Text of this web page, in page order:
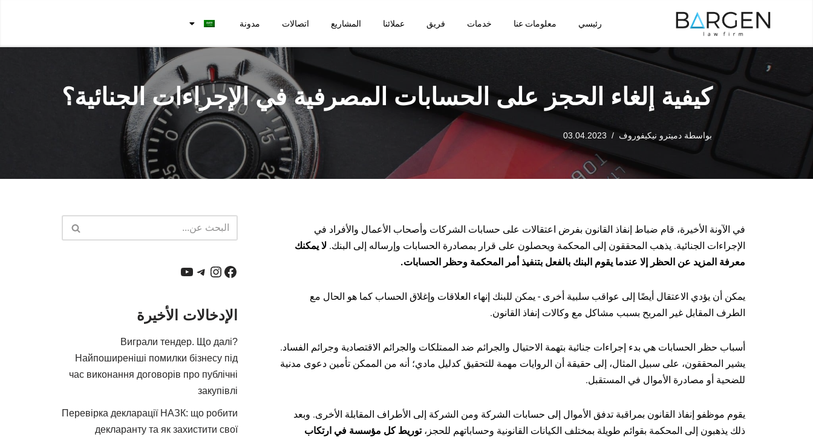
إلى
المحتوى
رئيسي معلومات عنا خدمات فريق عملائنا المشاريع اتصالات مدونة
كيفية إلغاء الحجز على الحسابات المصرفية في الإجراءات الجنائية؟
بواسطة دميترو نيكيفوروف 03.04.2023
في الآونة الأخيرة، قام ضباط إنفاذ القانون بفرض اعتقالات على حسابات الشركات وأصحاب الأعمال والأفراد في
الإجراءات الجنائية. يذهب المحققون إلى المحكمة ويحصلون على قرار بمصادرة الحسابات وإرساله إلى البنك. لا يمكنك
معرفة المزيد عن الحظر إلا عندما يقوم البنك بالفعل بتنفيذ أمر المحكمة وحظر الحسابات.
يمكن أن يؤدي الاعتقال أيضًا إلى عواقب سلبية أخرى - يمكن للبنك إنهاء العلاقات وإغلاق الحساب كما هو الحال مع
الطرف المقابل غير المربح بسبب مشاكل مع وكالات إنفاذ القانون.
أسباب حظر الحسابات هي بدء إجراءات جنائية بتهمة الاحتيال والجرائم ضد الممتلكات والجرائم الاقتصادية وجرائم الفساد.
يشير المحققون، على سبيل المثال، إلى حقيقة أن الروايات مهمة للتحقيق كدليل مادي؛ أنه من الممكن تأمين دعوى مدنية
للضحية أو مصادرة الأموال في المستقبل.
يقوم موظفو إنفاذ القانون بمراقبة تدفق الأموال إلى حسابات الشركة ومن الشركة إلى الأطراف المقابلة الأخرى. وبعد
ذلك يذهبون إلى المحكمة بقوائم طويلة بمختلف الكيانات القانونية وحساباتهم للحجز، توريط كل مؤسسة في ارتكاب
الإدخالات الأخيرة
Виграли тендер. Що далі?
Найпоширеніші помилки бізнесу під
час виконання договорів про публічні
закупівлі
Перевірка декларації НАЗК: що робити
декларанту та як захистити свої